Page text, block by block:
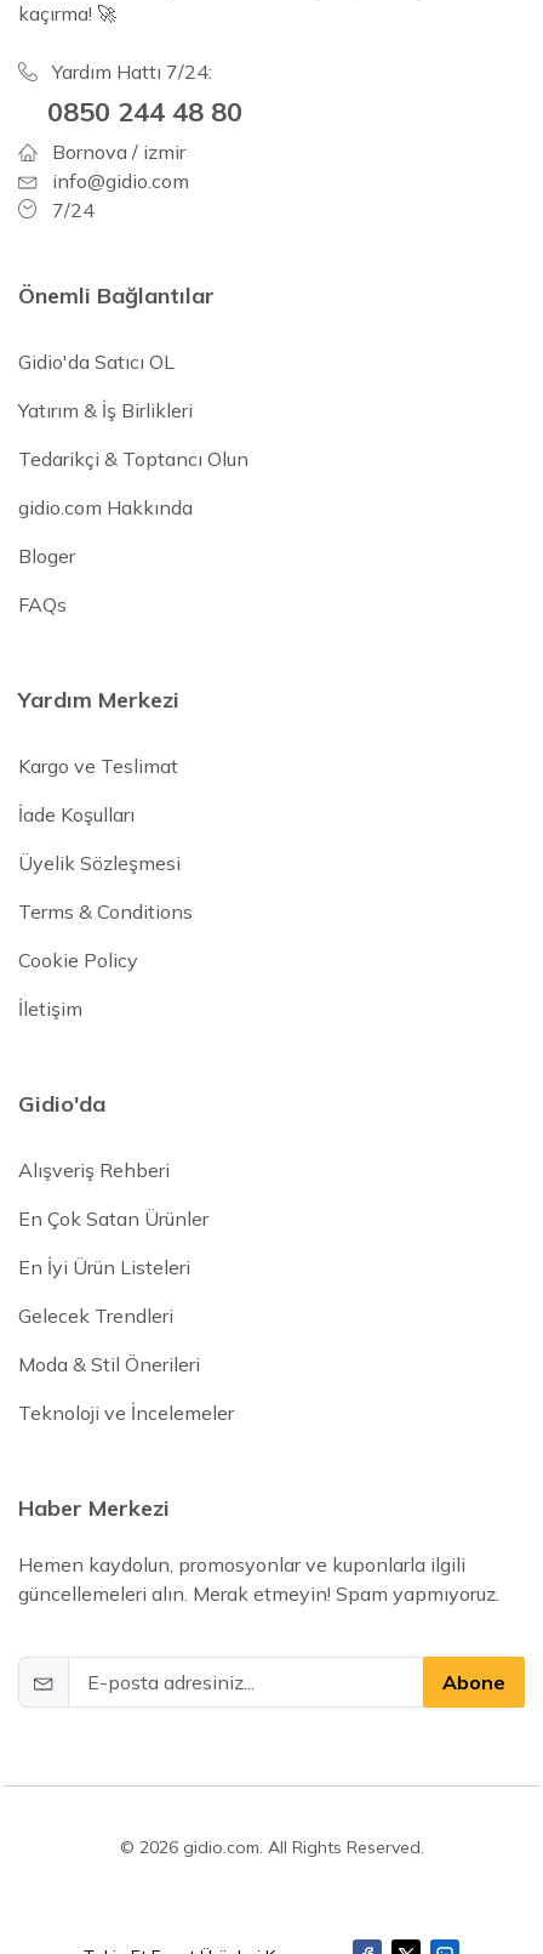
kaçırma! 🚀
Yardım Hattı 7/24:
0850 244 48 80
Bornova / izmir
info@gidio.com
7/24
Önemli Bağlantılar
Gidio'da Satıcı OL
Yatırım & İş Birlikleri
Tedarikçi & Toptancı Olun
gidio.com Hakkında
Bloger
FAQs
Yardım Merkezi
Kargo ve Teslimat
İade Koşulları
Üyelik Sözleşmesi
Terms & Conditions
Cookie Policy
İletişim
Gidio'da
Alışveriş Rehberi
En Çok Satan Ürünler
En İyi Ürün Listeleri
Gelecek Trendleri
Moda & Stil Önerileri
Teknoloji ve İncelemeler
Haber Merkezi
Hemen kaydolun, promosyonlar ve kuponlarla ilgili
güncellemeleri alın. Merak etmeyin! Spam yapmıyoruz.
Abone
© 2026 gidio.com. All Rights Reserved.